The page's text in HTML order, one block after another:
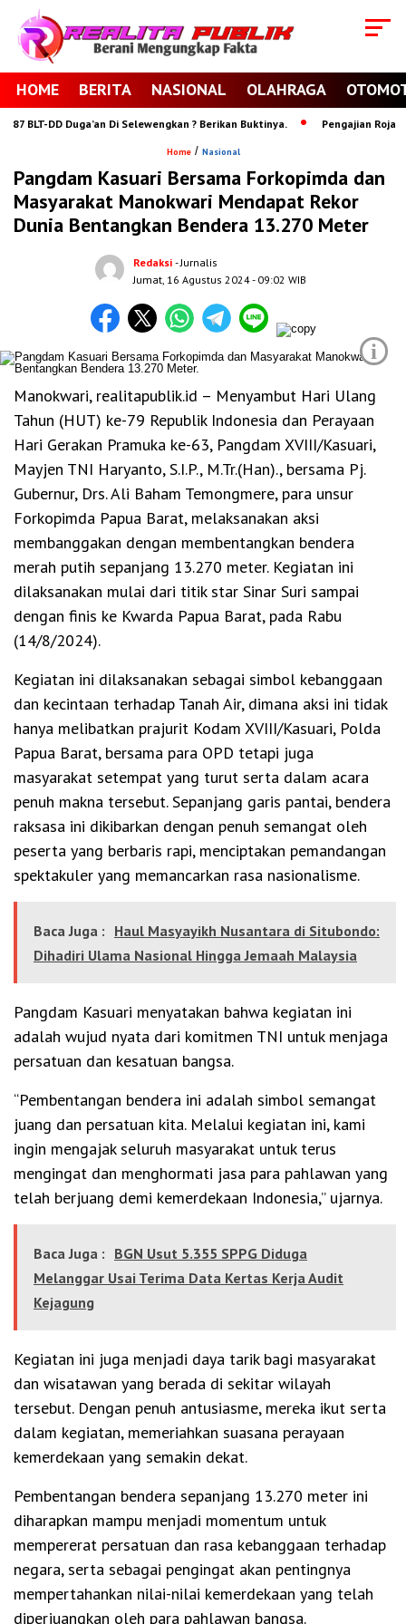
HOME BERITA NASIONAL OLAHRAGA
DD Duga’an Di Selewengkan ? Berikan Buktinya. Pengajian
Home/ Nasional
Pangdam Kasuari Bersama Forkopimda dan
Masyarakat Manokwari Mendapat Rekor
Dunia Bentangkan Bendera 13.270 Meter
Redaksi - Jurnalis
Jumat, 16 Agustus 2024- 09:02 WIB
i
Manokwari, realitapublik.id – Menyambut Hari Ulang
Tahun (HUT) ke-79 Republik Indonesia dan Perayaan
Hari Gerakan Pramuka ke-63, Pangdam XVIII/Kasuari,
Mayjen TNI Haryanto, S.I.P., M.Tr.(Han)., bersama Pj.
Gubernur, Drs. Ali Baham Temongmere, para unsur
Forkopimda Papua Barat, melaksanakan aksi
membanggakan dengan membentangkan bendera
merah putih sepanjang 13.270 meter. Kegiatan ini
dilaksanakan mulai dari titik star Sinar Suri sampai
dengan finis ke Kwarda Papua Barat, pada Rabu
(14/8/2024).
Kegiatan ini dilaksanakan sebagai simbol kebanggaan
dan kecintaan terhadap Tanah Air, dimana aksi ini tidak
hanya melibatkan prajurit Kodam XVIII/Kasuari, Polda
Papua Barat, bersama para OPD tetapi juga
masyarakat setempat yang turut serta dalam acara
penuh makna tersebut. Sepanjang garis pantai, bendera
raksasa ini dikibarkan dengan penuh semangat oleh
peserta yang berbaris rapi, menciptakan pemandangan
spektakuler yang memancarkan rasa nasionalisme.
Baca Juga : Haul Masyayikh Nusantara di Situbondo:
Dihadiri Ulama Nasional Hingga Jemaah Malaysia
Pangdam Kasuari menyatakan bahwa kegiatan ini
adalah wujud nyata dari komitmen TNI untuk menjaga
persatuan dan kesatuan bangsa.
“Pembentangan bendera ini adalah simbol semangat
juang dan persatuan kita. Melalui kegiatan ini, kami
ingin mengajak seluruh masyarakat untuk terus
mengingat dan menghormati jasa para pahlawan yang
telah berjuang demi kemerdekaan Indonesia,” ujarnya.
Baca Juga : BGN Usut 5.355 SPPG Diduga
Melanggar Usai Terima Data Kertas Kerja Audit
Kejagung
Kegiatan ini juga menjadi daya tarik bagi masyarakat
dan wisatawan yang berada di sekitar wilayah
tersebut. Dengan penuh antusiasme, mereka ikut serta
dalam kegiatan, memeriahkan suasana perayaan
kemerdekaan yang semakin dekat.
Pembentangan bendera sepanjang 13.270 meter ini
diharapkan mampu menjadi momentum untuk
mempererat persatuan dan rasa kebanggaan terhadap
negara, serta sebagai pengingat akan pentingnya
mempertahankan nilai-nilai kemerdekaan yang telah
diperjuangkan oleh para pahlawan bangsa.